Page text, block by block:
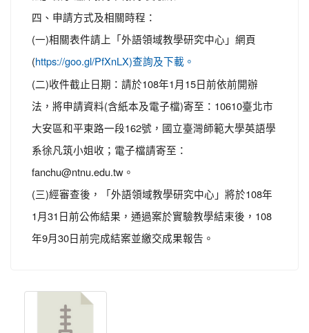
四、申請方式及相關時程：
(一)相關表件請上「外語領域教學研究中心」網頁
( https://goo.gl/PfXnLX)查詢及下載。
(二)收件截止日期：請於108年1月15日前依前開辦
法，將申請資料(含紙本及電子檔)寄至：10610臺北市
大安區和平東路一段162號，國立臺灣師範大學英語學
系徐凡筑小姐收；電子檔請寄至：
fanchu@ntnu.edu.tw。
(三)經審查後，「外語領域教學研究中心」將於108年
1月31日前公佈結果，通過案於實驗教學結束後，108
年9月30日前完成結案並繳交成果報告。